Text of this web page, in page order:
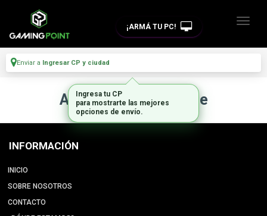
¡ARMÁ TU PC!
Enviar a Ingresar CP y ciudad
Artículo no disponible
INFORMACIÓN
INICIO
SOBRE NOSOTROS
CONTACTO
Ingresa tu CP
para mostrarte las mejores
opciones de envío.